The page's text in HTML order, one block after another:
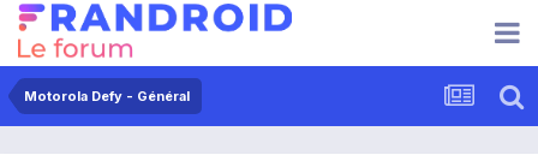
Motorola Defy - Général